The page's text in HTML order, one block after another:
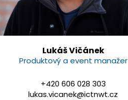
Lukáš Vičánek
Produktový a event manažer
+420 606 028 303
lukas.vicanek@ictnwt.cz